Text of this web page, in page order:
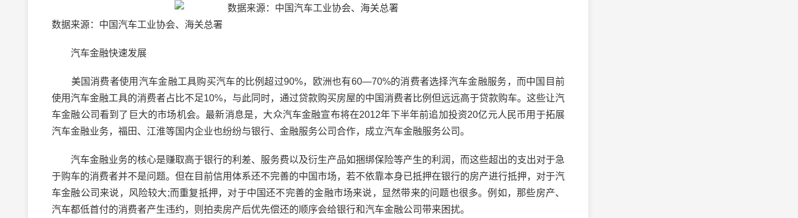
数据来源：中国汽车工业协会、海关总署
汽车金融快速发展
美国消费者使用汽车金融工具购买汽车的比例超过90%，欧洲也有60—70%的消费者选择汽车金融服务，而中国目前
使用汽车金融工具的消费者占比不足10%，与此同时，通过贷款购买房屋的中国消费者比例但远远高于贷款购车。这些让汽
车金融公司看到了巨大的市场机会。最新消息是，大众汽车金融宣布将在2012年下半年前追加投资20亿元人民币用于拓展
汽车金融业务，福田、江淮等国内企业也纷纷与银行、金融服务公司合作，成立汽车金融服务公司。
汽车金融业务的核心是赚取高于银行的利差、服务费以及衍生产品如捆绑保险等产生的利润，而这些超出的支出对于急
于购车的消费者并不是问题。但在目前信用体系还不完善的中国市场，若不依靠本身已抵押在银行的房产进行抵押，对于汽
车金融公司来说，风险较大;而重复抵押，对于中国还不完善的金融市场来说，显然带来的问题也很多。例如，那些房产、
汽车都低首付的消费者产生违约，则拍卖房产后优先偿还的顺序会给银行和汽车金融公司带来困扰。